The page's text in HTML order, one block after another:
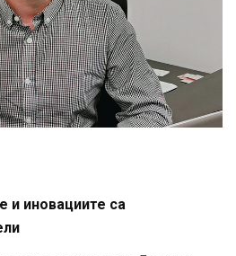
и иновациите са